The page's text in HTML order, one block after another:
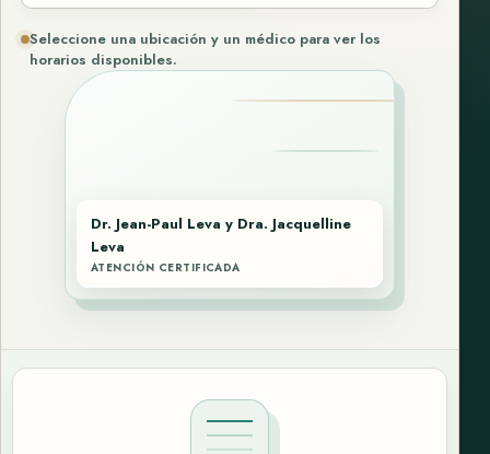
Dr. Jean-Paul Leva y Dra. Jacquelline
Leva
ATENCIÓN CERTIFICADA
Seleccione una ubicación y un médico para ver los
horarios disponibles.